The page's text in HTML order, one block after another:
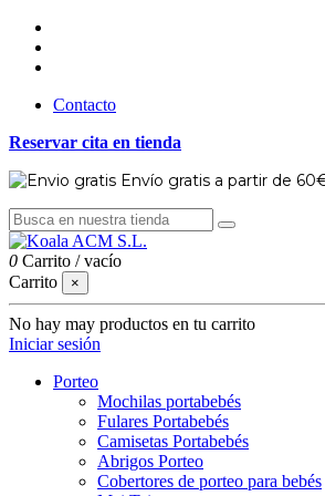
Contacto
Reservar cita en tienda
Envío gratis a partir de
0 Carrito /vacío
Carrito
×
No hay may productos en tu carrito
Iniciar sesión
Porteo
Mochilas portabebés
Fulares Portabebés
Camisetas Portabebés
Abrigos Porteo
Cobertores de porteo para bebés